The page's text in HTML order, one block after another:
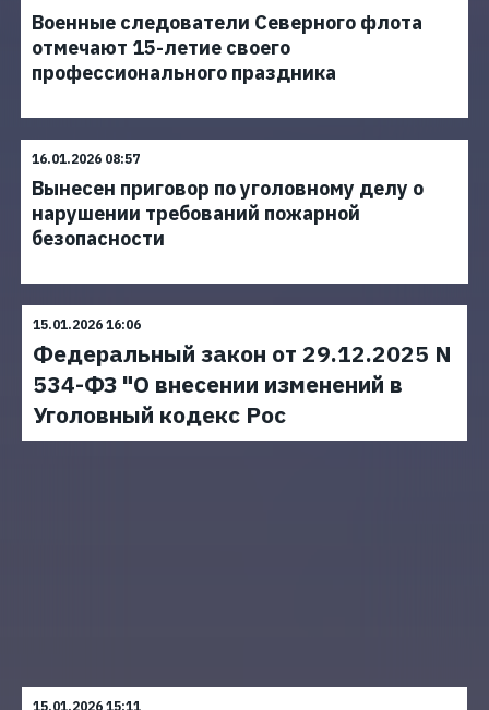
Военные следователи Северного флота
отмечают 15-летие своего
профессионального праздника
16.01.2026 08:57
Вынесен приговор по уголовному делу о
нарушении требований пожарной
безопасности
15.01.2026 16:06
Федеральный закон от 29.12.2025 N
534-ФЗ "О внесении изменений в
Уголовный кодекс Рос
15.01.2026 15:11